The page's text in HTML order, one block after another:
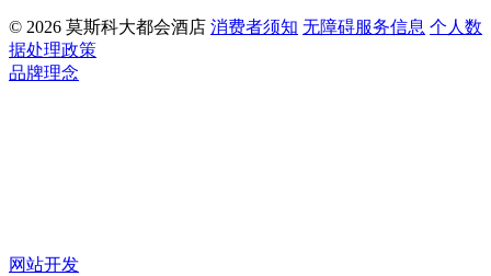
© 2026 莫斯科大都会酒店 消费者须知 无障碍服务信息 个人数
据处理政策
品牌理念
网站开发